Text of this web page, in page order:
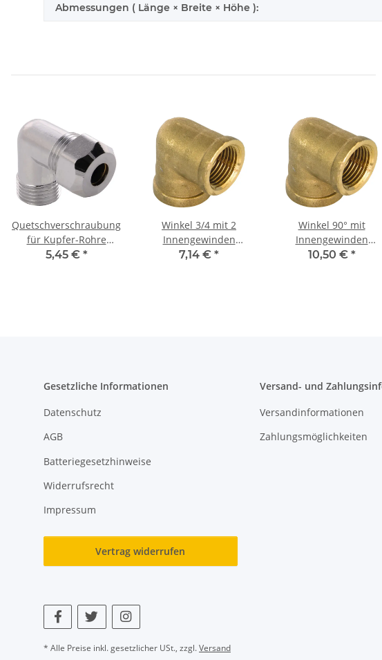
Abmessungen ( Länge × Breite × Höhe ):
Quetschverschraubung
für Kupfer-Rohre
10X3/8" Verchromt
5,45 € *
Winkel 3/4 mit 2
Innengewinden
Messing
7,14 € *
Winkel 90° mit
Innengewinden
Messing
10,50 € *
Gesetzliche Informationen
Datenschutz
AGB
Batteriegesetzhinweise
Widerrufsrecht
Impressum
Vertrag widerrufen
Versand- und
Versandinformationen
Zahlungsmöglichkeiten
* Alle Preise inkl. gesetzlicher USt., zzgl.Versand